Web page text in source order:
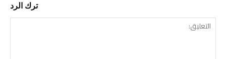
ترك الرد